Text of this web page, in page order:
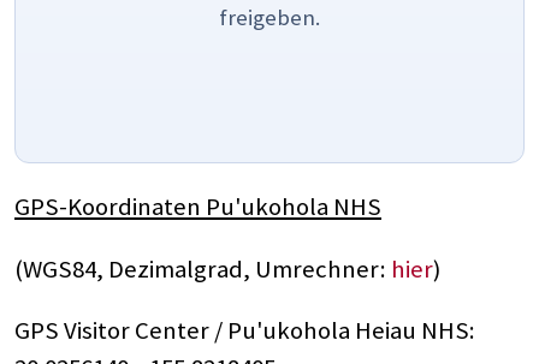
freigeben.
GPS-Koordinaten Pu'ukohola NHS
(WGS84, Dezimalgrad, Umrechner: hier)
GPS Visitor Center / Pu'ukohola Heiau NHS: